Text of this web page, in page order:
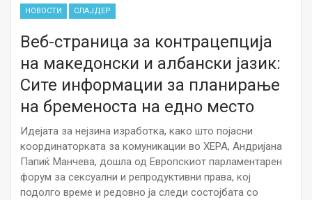
НОВОСТИ СЛАЈДЕР
Веб-страница за контрацепција
на македонски и албански јазик:
Сите информации за планирање
на бременоста на едно место
Идејата за нејзина изработка, како што појасни
координаторката за комуникации во ХЕРА, Андријана
Папиќ Манчева, дошла од Европскиот парламентарен
форум за сексуални и репродуктивни права, кој
подолго време и редовно ја следи состојбата со